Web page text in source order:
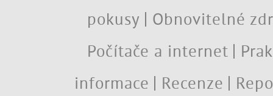
pokusy
Obnovitelné
Počítače a internet
informace
Recenze